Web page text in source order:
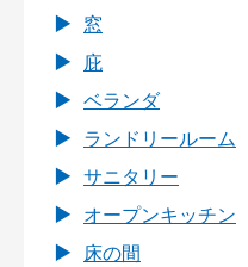
窓
庇
ベランダ
ランドリールーム
サニタリー
オープンキッチン
床の間